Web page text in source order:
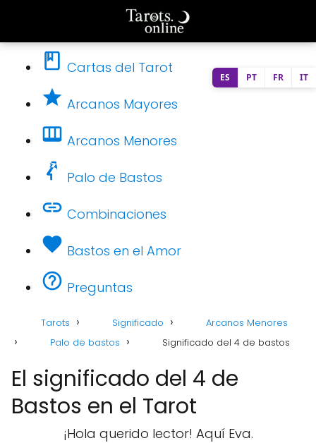
Cartas del Tarot
Arcanos Mayores
Arcanos Menores
Palo de Bastos
Combinaciones
Bastos en el Amor
Preguntas
Tarots Significado
Arcanos Menores
Palo de bastos
Significado del 4 de bastos
El significado del 4 de
Bastos en el Tarot
¡Hola querido lector! Aquí Eva.
ES PT FR IT